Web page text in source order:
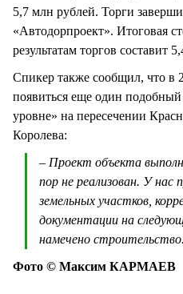
5,7 млн рублей. Торги
«Автодорпроект». Итоговая
результатам торгов составит
Спикер также сообщил, что в
появиться еще один подобный
уровне» на пересечении
Королева:
– Проект объекта
пор не реализован. У нас
земельных участков,
документации на
намечено строительство.
Фото © Максим КАРМАЕВ